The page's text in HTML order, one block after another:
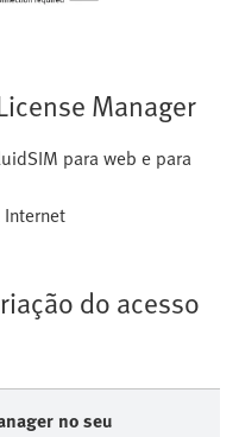
Manager
para web e para
Internet
do acesso
no seu